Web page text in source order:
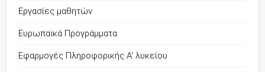
Εργασίες μαθητών
Ευρωπαϊκά Προγράμματα
Εφαρμογές Πληροφορικής Α' λυκείου